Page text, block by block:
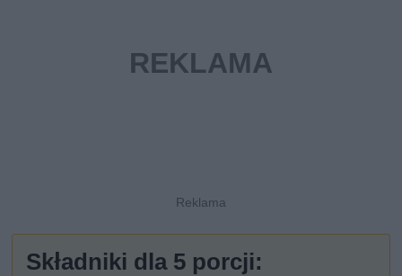
Składniki dla 5 porcji: